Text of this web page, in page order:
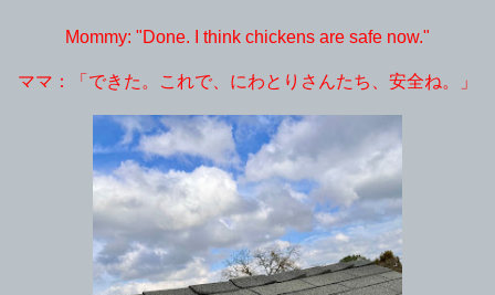
Mommy: "Done. I think chickens are safe now."
ママ：「できた。これで、にわとりさんたち、安全ね。」